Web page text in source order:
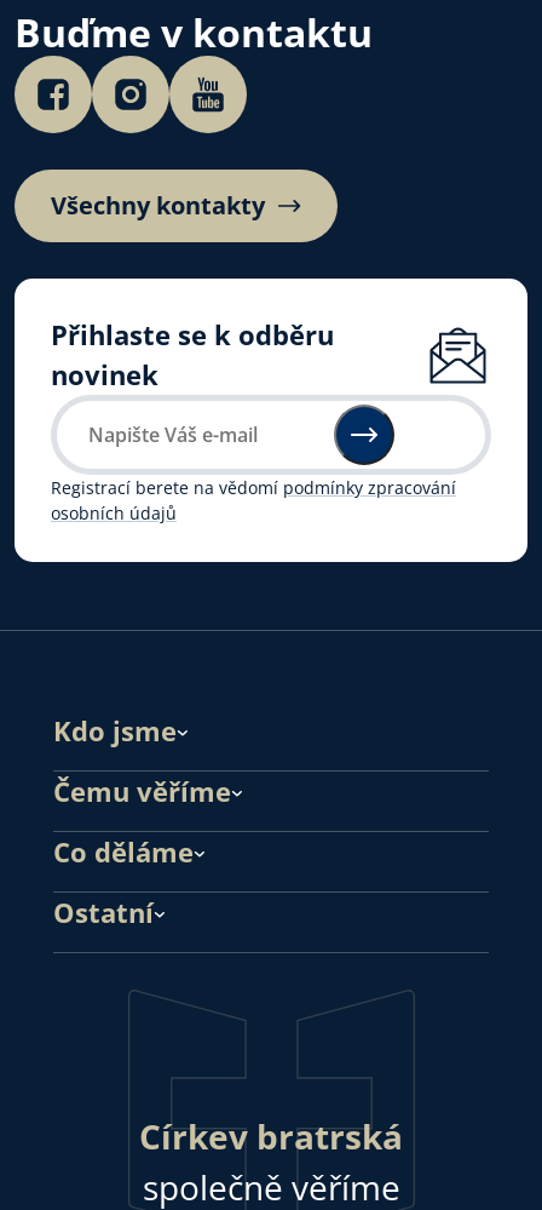
–…
Buďme v kontaktu
Všechny kontakty
Přihlaste se k odběru
novinek
Registrací berete na vědomí podmínky zpracování
osobních údajů
Kdo jsme
Čemu věříme
Co děláme
Ostatní
Církev bratrská
společně věříme